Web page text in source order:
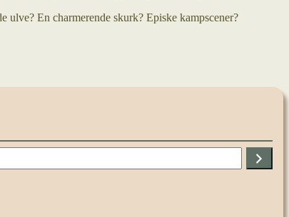
ulve? En charmerende skurk? Episke kampscener?